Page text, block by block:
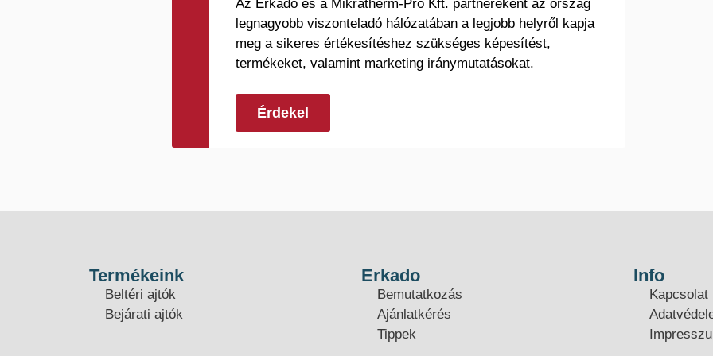
Az Erkado és a Mikratherm-Pro Kft. partnereként az ország
legnagyobb viszonteladó hálózatában a legjobb helyről kapja
meg a sikeres értékesítéshez szükséges képesítést,
termékeket, valamint marketing iránymutatásokat.
Érdekel
Termékeink
Beltéri ajtók
Bejárati ajtók
Erkado
Bemutatkozás
Ajánlatkérés
Tippek
Info
Kapcsolat